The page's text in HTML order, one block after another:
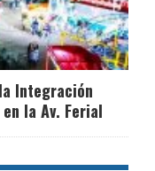
Integración
la Av. Ferial